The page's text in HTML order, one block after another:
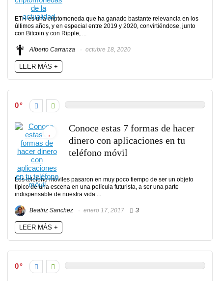
ETH es una criptomoneda que ha ganado bastante relevancia en los
últimos años, y en especial entre 2019 y 2020, convirtiéndose, junto
con Bitcoin y con Ripple, ...
Alberto Carranza octubre 18, 2020
LEER MÁS +
0
Conoce estas 7 formas de hacer
dinero con aplicaciones en tu
teléfono móvil
Los teléfono móviles pasaron en muy poco tiempo de ser un objeto
típico de una escena en una película futurista, a ser una parte
indispensable de nuestra vida ...
Beatriz Sanchez enero 17, 2017 3
LEER MÁS +
0